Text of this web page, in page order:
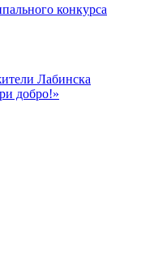
конкурса
Лабинска
добро!»